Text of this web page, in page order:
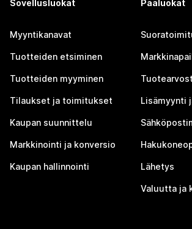
Sovellusluokat
Myyntikanavat
Tuotteiden etsiminen
Tuotteiden myyminen
Tilaukset ja toimitukset
Kaupan suunnittelu
Markkinointi ja konversio
Kaupan hallinnointi
Pääluokat
Lisämyynti
Lähetys
Valuutta ja